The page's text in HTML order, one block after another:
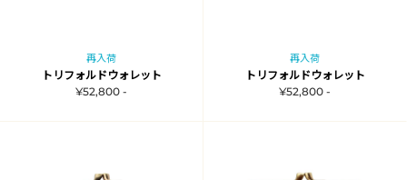
再入荷
トリフォルドウォレット
¥52,800 -
再入荷
トリフォルドウォレット
¥52,800 -